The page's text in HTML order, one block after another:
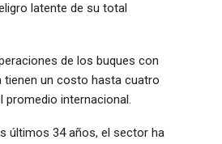
latente de su total
de los buques con
tienen un costo hasta cuatro
promedio internacional.
últimos 34 años, el sector ha